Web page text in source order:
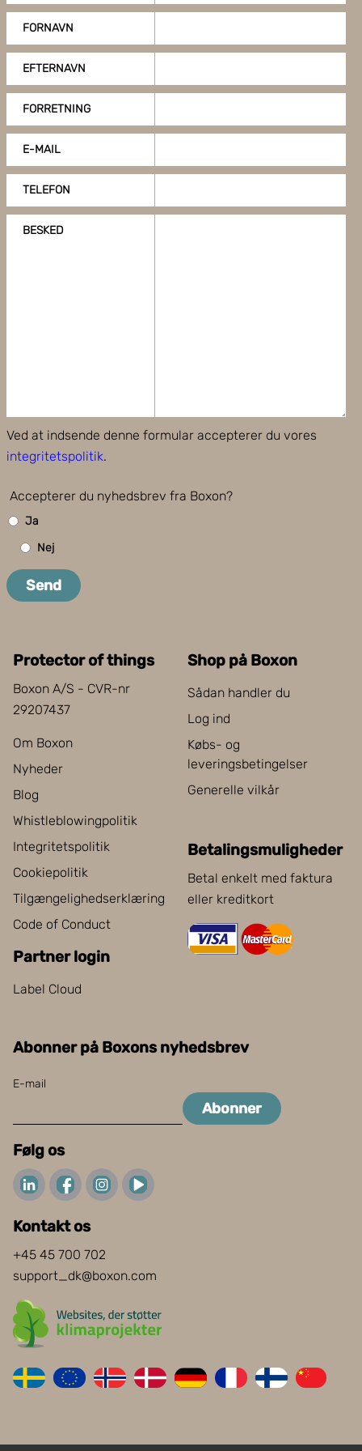
FORNAVN
EFTERNAVN
FORRETNING
E-MAIL
TELEFON
BESKED
Ved at indsende denne formular accepterer du vores
integritetspolitik.
Accepterer du nyhedsbrev fra Boxon?
Ja
Nej
Send
Protector of things
Boxon A/S - CVR-nr
29207437
Om Boxon
Nyheder
Blog
Whistleblowingpolitik
Integritetspolitik
Cookiepolitik
Tilgængelighedserklæring
Code of Conduct
Partner login
Label Cloud
Shop på Boxon
Sådan handler du
Log ind
Købs- og
leveringsbetingelser
Generelle vilkår
Betalingsmuligheder
Betal enkelt med faktura
eller kreditkort
Abonner på Boxons nyhedsbrev
E-mail
Abonner
Følg os
Kontakt os
+45 45 700 702
support_dk@boxon.com